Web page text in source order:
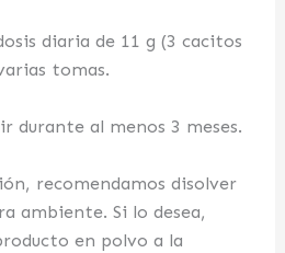
diaria de 11 g (3 cacitos
tomas.
durante al menos 3 meses.
recomendamos disolver
ambiente. Si lo desea,
en polvo a la